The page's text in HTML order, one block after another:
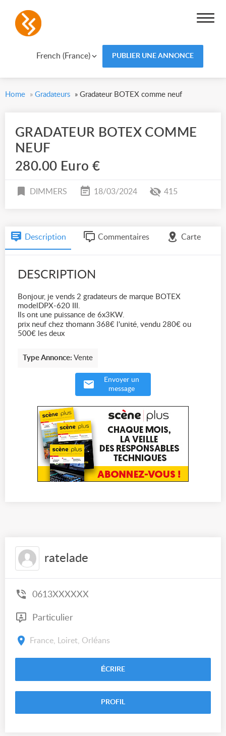
French (France) PUBLIER UNE ANNONCE
Home » Gradateurs » Gradateur BOTEX comme neuf
GRADATEUR BOTEX COMME
NEUF
280.00 Euro €
DIMMERS 18/03/2024 415
Description Commentaires Carte
DESCRIPTION
Bonjour, je vends 2 gradateurs de marque BOTEX
modelDPX-620 III.
Ils ont une puissance de 6x3KW.
prix neuf chez thomann 368€ l'unité, vendu 280€ ou
500€ les deux
Type Annonce: Vente
Envoyer un
message
ratelade
0613XXXXXX
Particulier
France, Loiret, Orléans
ÉCRIRE
PROFIL